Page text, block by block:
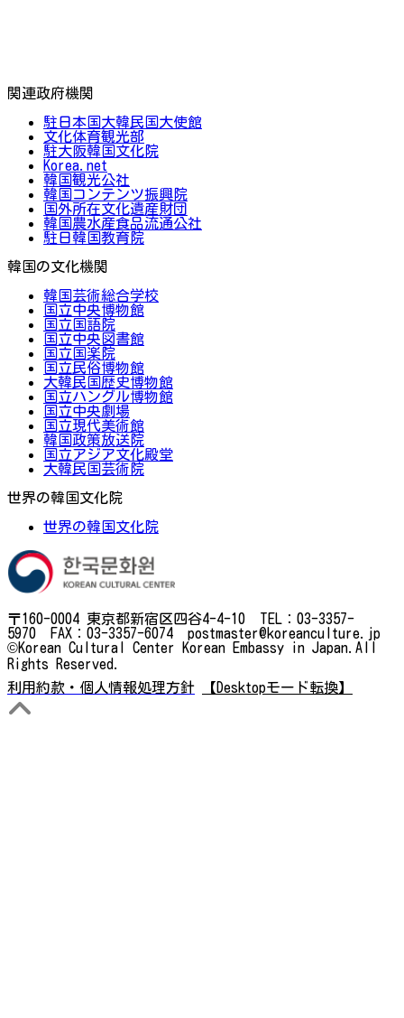
関連政府機関
駐日本国大韓民国大使館
文化体育観光部
駐大阪韓国文化院
Korea.net
韓国観光公社
韓国コンテンツ振興院
国外所在文化遺産財団
韓国農水産食品流通公社
駐日韓国教育院
韓国の文化機関
韓国芸術総合学校
国立中央博物館
国立国語院
国立中央図書館
国立国楽院
国立民俗博物館
大韓民国歴史博物館
国立ハングル博物館
国立中央劇場
国立現代美術館
韓国政策放送院
国立アジア文化殿堂
大韓民国芸術院
世界の韓国文化院
世界の韓国文化院
〒160-0004 東京都新宿区四谷4-4-10 TEL：03-3357-
5970 FAX：03-3357-6074 postmaster@koreanculture.jp
©Korean Cultural Center Korean Embassy in Japan.All
Rights Reserved.
利用約款・個人情報処理方針
【Desktopモード転換】